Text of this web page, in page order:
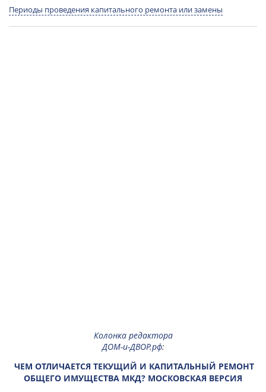
Периоды проведения капитального ремонта или замены
Колонка редактора
ДОМ-и-ДВОР.рф:
ЧЕМ ОТЛИЧАЕТСЯ ТЕКУЩИЙ И КАПИТАЛЬНЫЙ РЕМОНТ
ОБЩЕГО ИМУЩЕСТВА МКД? МОСКОВСКАЯ ВЕРСИЯ